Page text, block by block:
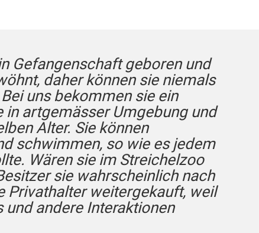
Gefangenschaft geboren und
daher können sie niemals
uns bekommen sie ein
in artgemässer Umgebung und
Alter. Sie können
schwimmen, so wie es jedem
Wären sie im Streichelzoo
sie wahrscheinlich nach
Privathalter weitergekauft, weil
und andere Interaktionen